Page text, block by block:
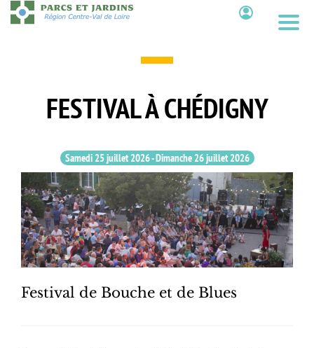
Aller
au
FESTIVAL À CHÉDIGNY
Samedi 25 juillet 2026-Dimanche 26 juillet 2026
Festival de Bouche et de Blues